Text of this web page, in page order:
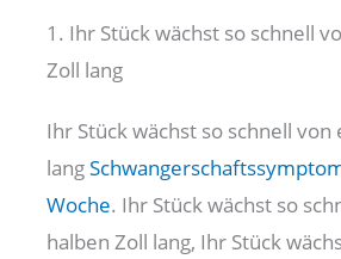
1. Ihr Stück wächst so schnell
Zoll lang
Ihr Stück wächst so schnell
lang
Woche. Ihr Stück wächst so
halben Zoll lang, Ihr Stück